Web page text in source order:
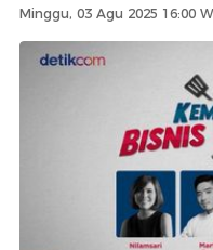
Minggu, 03 Agu 2025 16:00